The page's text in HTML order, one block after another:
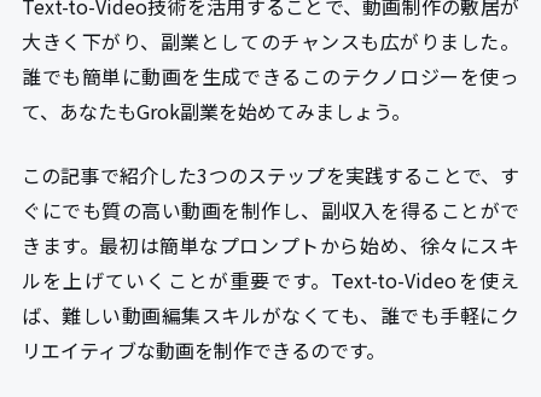
Text-to-Video技術を活用することで、動画制作の敷居が
大きく下がり、副業としてのチャンスも広がりました。
誰でも簡単に動画を生成できるこのテクノロジーを使っ
て、あなたもGrok副業を始めてみましょう。
この記事で紹介した3つのステップを実践することで、す
ぐにでも質の高い動画を制作し、副収入を得ることがで
きます。最初は簡単なプロンプトから始め、徐々にスキ
ルを上げていくことが重要です。Text-to-Videoを使え
ば、難しい動画編集スキルがなくても、誰でも手軽にク
リエイティブな動画を制作できるのです。